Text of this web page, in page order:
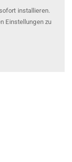
installieren.
Einstellungen zu